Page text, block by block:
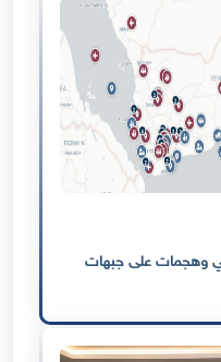
وهجمات على جبهات